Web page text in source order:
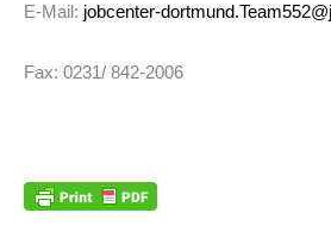
E-Mail: jobcenter-
Fax: 0231/ 842-2006